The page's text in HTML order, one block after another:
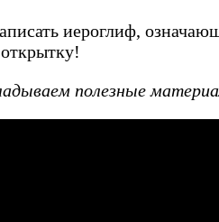
иероглиф,
полезные